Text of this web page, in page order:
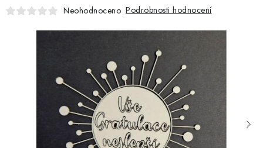
OBLÍBENÉ ♥️
FOTORECENZE
MOJE OBJEDNÁVKA
Neohodnoceno Podrobnosti hodnocení